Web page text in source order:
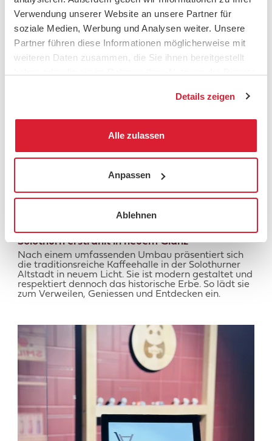
Verwendung unserer Website an unsere Partner für
soziale Medien, Werbung und Analysen weiter. Unsere
Partner führen diese Informationen möglicherweise mit
weiteren Daten zusammen, die Sie ihnen bereitgestellt
Details zeigen
Alle zulassen
Anpassen
Ablehnen
Solothurn erstrahlt in neuem Glanz
Nach einem umfassenden Umbau präsentiert sich
die traditionsreiche Kaffeehalle in der Solothurner
Altstadt in neuem Licht. Sie ist modern gestaltet und
respektiert dennoch das historische Erbe. So lädt sie
zum Verweilen, Geniessen und Entdecken ein.